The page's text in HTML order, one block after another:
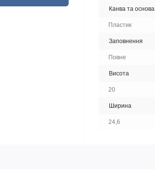
Канва та основа
Пластик
Заповнення
Повне
Висота
20
Ширина
24,6